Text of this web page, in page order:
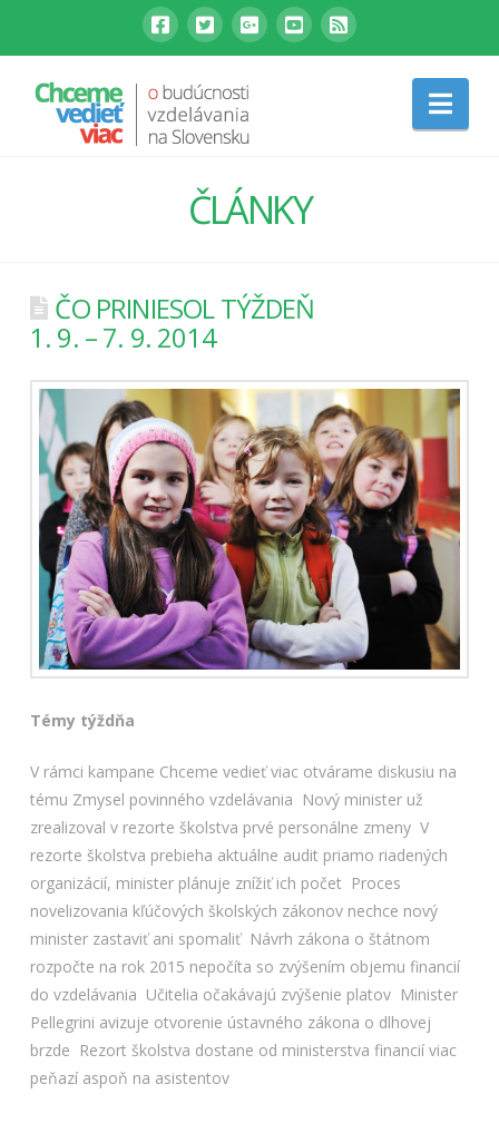
ČLÁNKY
ČO PRINIESOL TÝŽDEŇ
1. 9. – 7. 9. 2014
Témy týždňa
V rámci kampane Chceme vedieť viac otvárame diskusiu na
tému Zmysel povinného vzdelávania Nový minister už
zrealizoval v rezorte školstva prvé personálne zmeny V
rezorte školstva prebieha aktuálne audit priamo riadených
organizácií, minister plánuje znížiť ich počet Proces
novelizovania kľúčových školských zákonov nechce nový
minister zastaviť ani spomaliť Návrh zákona o štátnom
rozpočte na rok 2015 nepočíta so zvýšením objemu financií
do vzdelávania Učitelia očakávajú zvýšenie platov Minister
Pellegrini avizuje otvorenie ústavného zákona o dlhovej
brzde Rezort školstva dostane od ministerstva financií viac
peňazí aspoň na asistentov